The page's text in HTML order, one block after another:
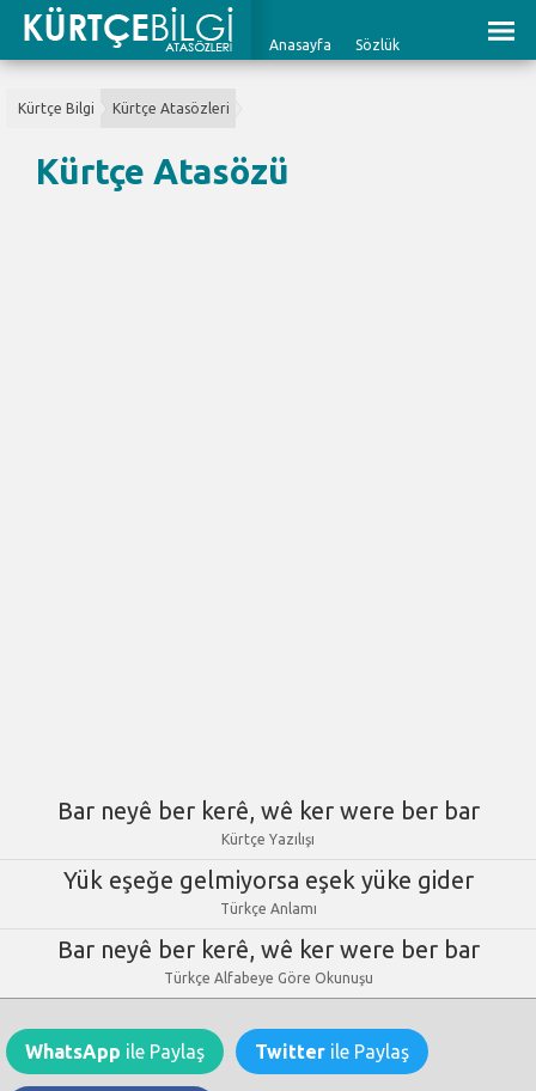
Anasayfa Sözlük
Kürtçe Bilgi Kürtçe Atasözleri
Kürtçe Atasözü
Bar neyê ber kerê, wê ker were ber bar
Kürtçe Yazılışı
Yük eşeğe gelmiyorsa eşek yüke gider
Türkçe Anlamı
Bar neyê ber kerê, wê ker were ber bar
Türkçe Alfabeye Göre Okunuşu
WhatsApp ile Paylaş Twitter ile Paylaş